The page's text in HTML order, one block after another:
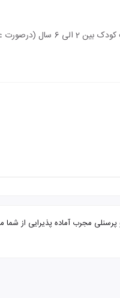
اقامت کودک زیر 2 سال (درصورت عدم
قیمت. هتل پردیسان 5 ستاره همراه با سرو صبحانه